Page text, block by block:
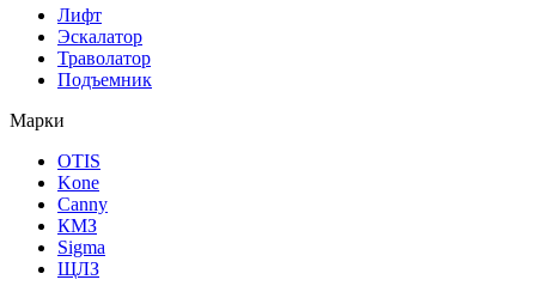
Лифт
Эскалатор
Траволатор
Подъемник
Марки
OTIS
Kone
Canny
КМЗ
Sigma
ЩЛЗ